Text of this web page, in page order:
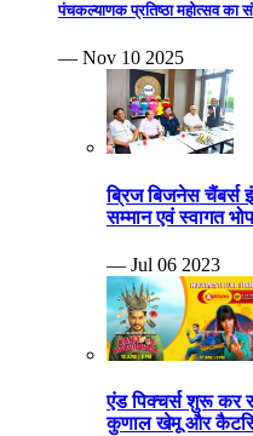
पंचकल्याणक प्रतिष्ठा महोत्सव का
— Nov 10 2025
ब्रिज बिजनेस चैंबर्स
सम्मान एवं स्वागत
— Jul 06 2023
एंड पिक्चर्स शुरू कर
कुणाल खेमू और